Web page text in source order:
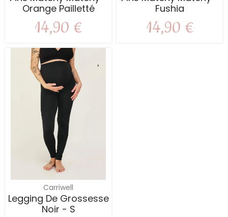
Orange Pailletté
14,90 €
Fushia
14,90 €
Carriwell
Legging De Grossesse
Noir - S